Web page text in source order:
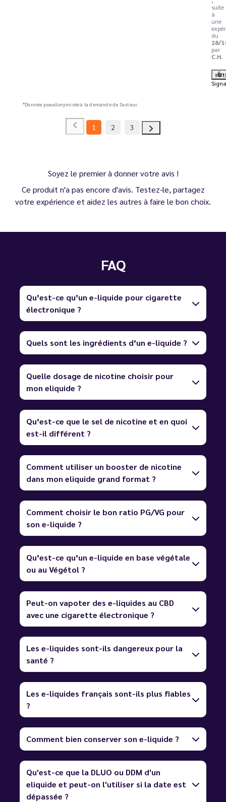
suite
à
une
du
28/
par
C.H.
*Donnée pseudonymisée à la demande de l'auteur.
1 2 3
Soyez le premier à donner votre avis !
Ce produit n'a pas encore d'avis. Testez-le, partagez
votre expérience et aidez les autres à faire le bon choix.
FAQ
Qu’est-ce qu’un e-liquide pour cigarette
électronique ?
Quels sont les ingrédients d’un e-liquide ?
Quelle dosage de nicotine choisir pour
mon eliquide ?
Qu’est-ce que le sel de nicotine et en quoi
est-il différent ?
Comment utiliser un booster de nicotine
dans mon eliquide grand format ?
Comment choisir le bon ratio PG/VG pour
son e-liquide ?
Qu’est-ce qu’un e-liquide en base végétale
ou au Végétol ?
Peut-on vapoter des e-liquides au CBD
avec une cigarette électronique ?
Les e-liquides sont-ils dangereux pour la
santé ?
Les e-liquides français sont-ils plus fiables
?
Comment bien conserver son e-liquide ?
Qu'est-ce que la DLUO ou DDM d'un
eliquide et peut-on l'utiliser si la date est
dépassée ?